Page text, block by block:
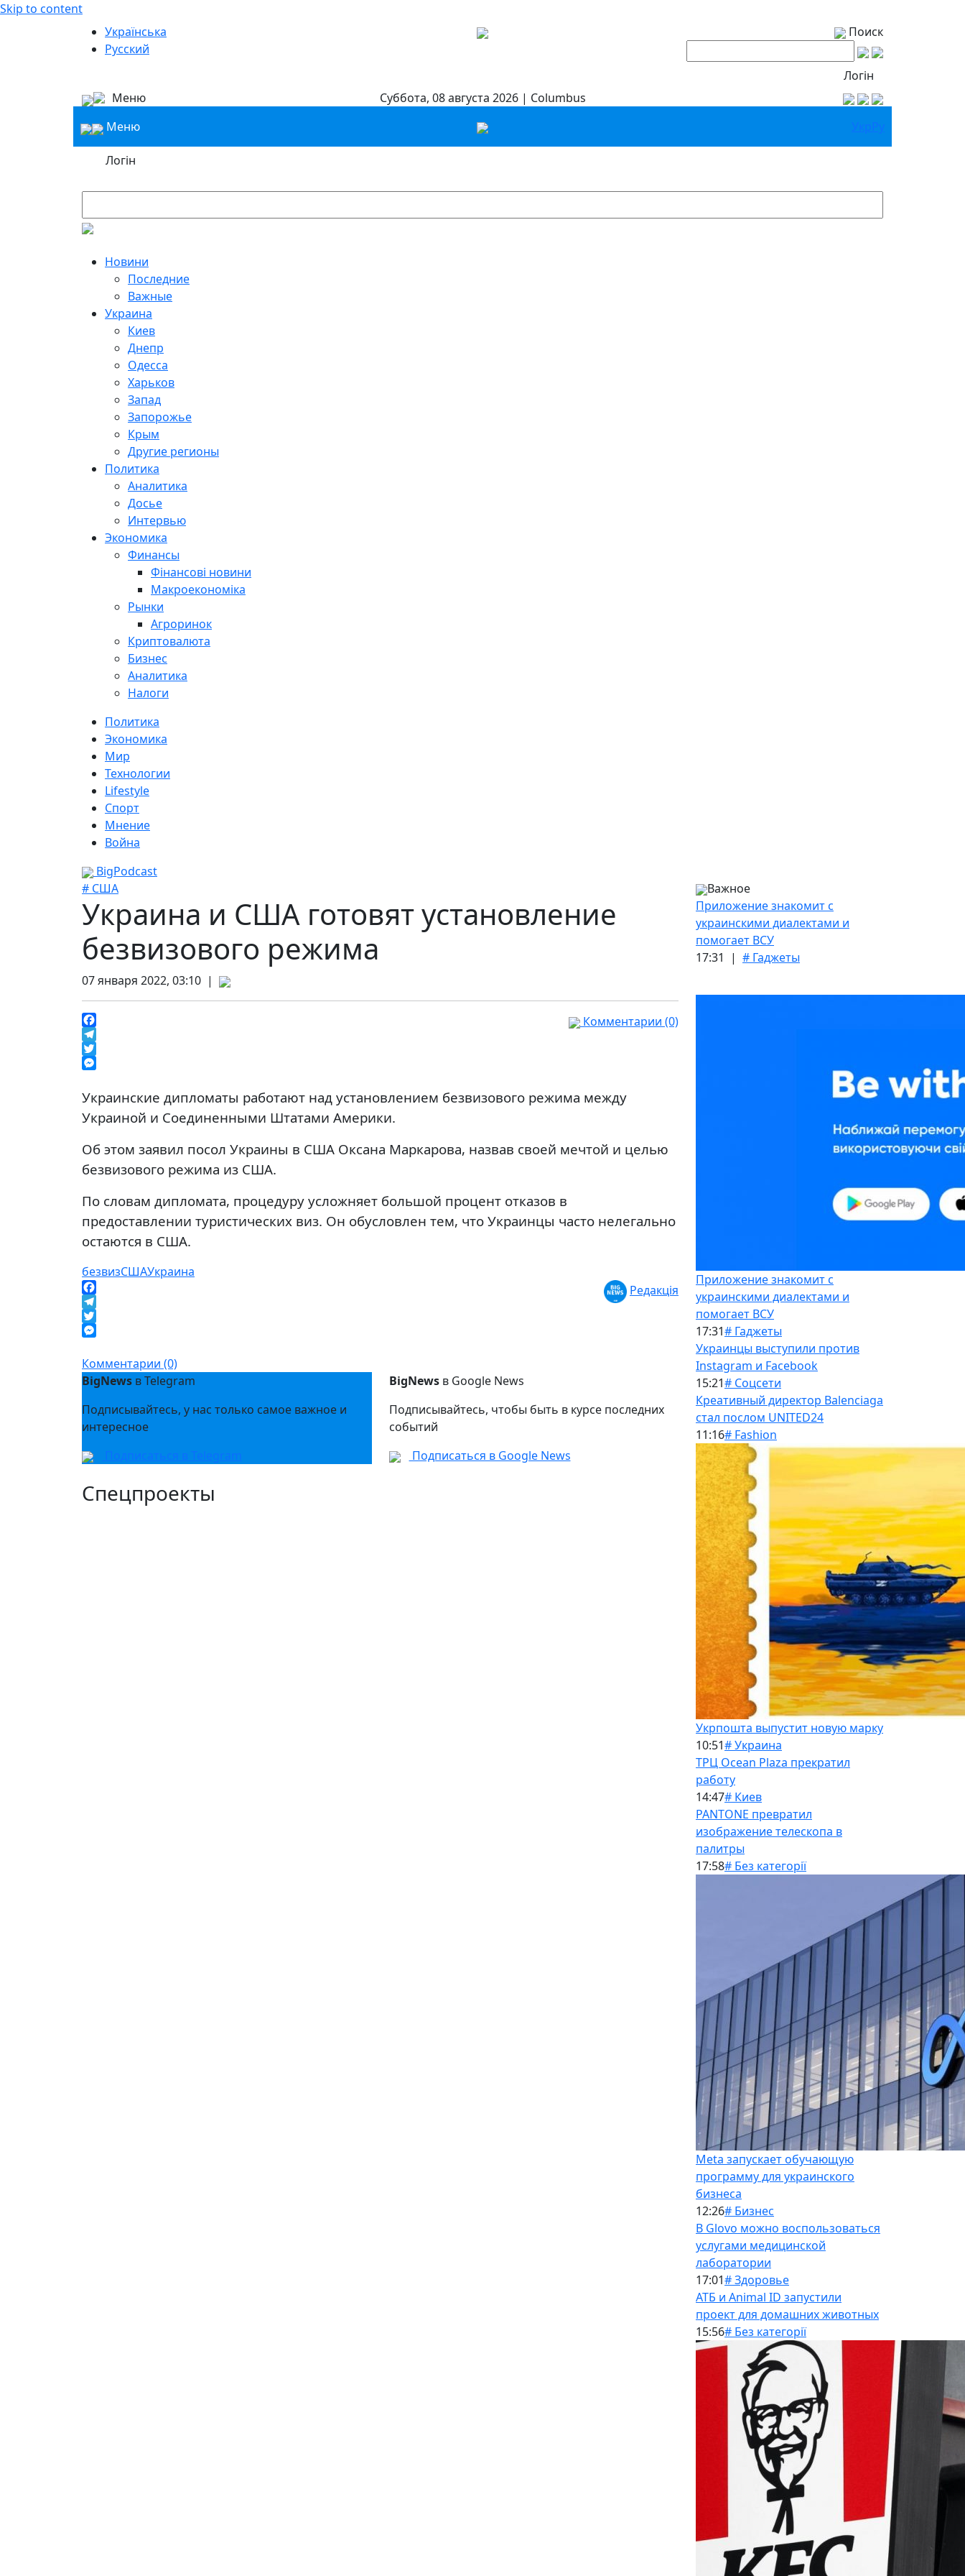
Skip to content
Українська
Русский
Поиск
Логін
Меню
Суббота, 08 августа 2026 | Columbus
Меню
УкрРу
Логін
Новини
Последние
Важные
Украина
Киев
Днепр
Одесса
Харьков
Запад
Запорожье
Крым
Другие регионы
Политика
Аналитика
Досье
Интервью
Экономика
Финансы
Фінансові новини
Макроекономіка
Рынки
Агроринок
Криптовалюта
Бизнес
Аналитика
Налоги
Политика
Экономика
Мир
Технологии
Lifestyle
Спорт
Мнение
Война
BigPodcast
# США
Украина и США готовят установление
безвизового режима
07 января 2022, 03:10 |
Facebook
Telegram
Twitter
Комментарии (0)
Украинские дипломаты работают над установлением безвизового режима между
Украиной и Соединенными Штатами Америки.
Об этом заявил посол Украины в США Оксана Маркарова, назвав своей мечтой и целью
безвизового режима из США.
По словам дипломата, процедуру усложняет большой процент отказов в
предоставлении туристических виз. Он обусловлен тем, что Украинцы часто нелегально
остаются в США.
безвизСШАУкраина
Facebook
Telegram
Twitter
Редакція
Комментарии (0)
BigNews в Telegram
Подписывайтесь, у нас только самое важное и
интересное
Подписаться в Telegram
BigNewsв Google News
Подписывайтесь, чтобы быть в курсе последних
событий
Подписаться в Google News
Спецпроекты
Важное
Приложение знакомит с
украинскими диалектами и
помогает ВСУ
17:31 | # Гаджеты
Приложение знакомит с
украинскими диалектами и
помогает ВСУ
17:31# Гаджеты
Украинцы выступили против
Instagram и Facebook
15:21# Соцсети
Креативный директор Balenciaga
стал послом UNITED24
11:16# Fashion
Укрпошта выпустит новую марку
10:51# Украина
ТРЦ Ocean Plaza прекратил
работу
14:47# Киев
PANTONE превратил
изображение телескопа в
палитры
17:58# Без категорії
Meta запускает обучающую
программу для украинского
бизнеса
12:26# Бизнес
В Glovo можно воспользоваться
услугами медицинской
лаборатории
17:01# Здоровье
АТБ и Animal ID запустили
проект для домашних животных
15:56# Без категорії